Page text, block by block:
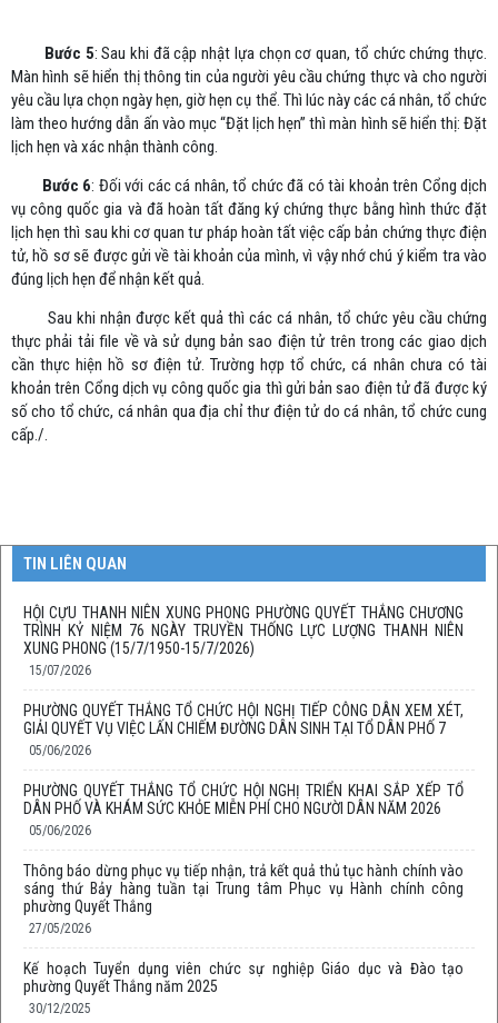
Bước 5: Sau khi đã cập nhật lựa chọn cơ quan, tổ chức chứng thực.
Màn hình sẽ hiển thị thông tin của người yêu cầu chứng thực và cho người
yêu cầu lựa chọn ngày hẹn, giờ hẹn cụ thể. Thì lúc này các cá nhân, tổ chức
làm theo hướng dẫn ấn vào mục “Đặt lịch hẹn” thì màn hình sẽ hiển thị: Đặt
lịch hẹn và xác nhận thành công.
Bước 6: Đối với các cá nhân, tổ chức đã có tài khoản trên Cổng dịch
vụ công quốc gia và đã hoàn tất đăng ký chứng thực bằng hình thức đặt
lịch hẹn thì sau khi cơ quan tư pháp hoàn tất việc cấp bản chứng thực điện
tử, hồ sơ sẽ được gửi về tài khoản của mình, vì vậy nhớ chú ý kiểm tra vào
đúng lịch hẹn để nhận kết quả.
Sau khi nhận được kết quả thì các cá nhân, tổ chức yêu cầu chứng
thực phải tải file về và sử dụng bản sao điện tử trên trong các giao dịch
cần thực hiện hồ sơ điện tử. Trường hợp tổ chức, cá nhân chưa có tài
khoản trên Cổng dịch vụ công quốc gia thì gửi bản sao điện tử đã được ký
số cho tổ chức, cá nhân qua địa chỉ thư điện tử do cá nhân, tổ chức cung
cấp./.
TIN LIÊN QUAN
HỘI CỰU THANH NIÊN XUNG PHONG PHƯỜNG QUYẾT THẮNG CHƯƠNG
TRÌNH KỶ NIỆM 76 NGÀY TRUYỀN THỐNG LỰC LƯỢNG THANH NIÊN
XUNG PHONG (15/7/1950-15/7/2026)
15/07/2026
PHƯỜNG QUYẾT THẮNG TỔ CHỨC HỘI NGHỊ TIẾP CÔNG DÂN XEM XÉT,
GIẢI QUYẾT VỤ VIỆC LẤN CHIẾM ĐƯỜNG DÂN SINH TẠI TỔ DÂN PHỐ 7
05/06/2026
PHƯỜNG QUYẾT THẮNG TỔ CHỨC HỘI NGHỊ TRIỂN KHAI SẮP XẾP TỔ
DÂN PHỐ VÀ KHÁM SỨC KHỎE MIỄN PHÍ CHO NGƯỜI DÂN NĂM 2026
05/06/2026
Thông báo dừng phục vụ tiếp nhận, trả kết quả thủ tục hành chính vào
sáng thứ Bảy hàng tuần tại Trung tâm Phục vụ Hành chính công
phường Quyết Thắng
27/05/2026
Kế hoạch Tuyển dụng viên chức sự nghiệp Giáo dục và Đào tạo
phường Quyết Thắng năm 2025
30/12/2025